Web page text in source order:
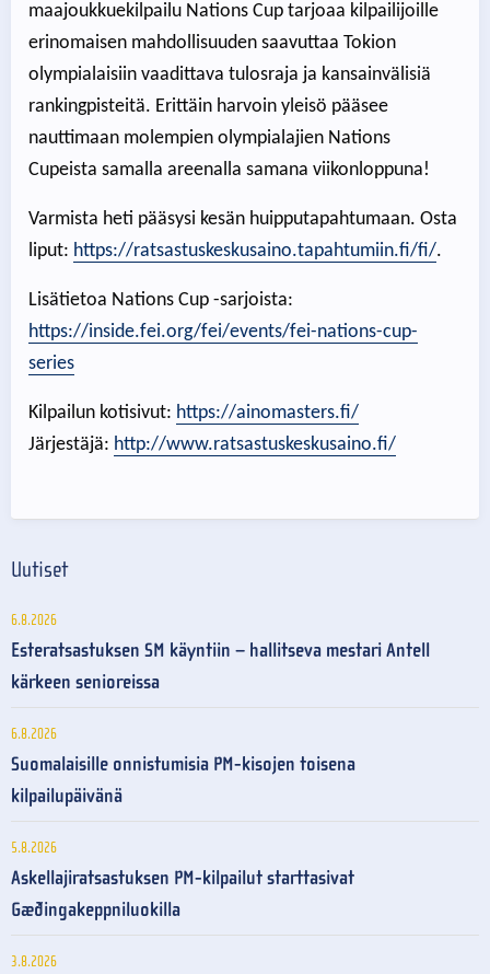
maajoukkuekilpailu Nations Cup tarjoaa kilpailijoille
erinomaisen mahdollisuuden saavuttaa Tokion
olympialaisiin vaadittava tulosraja ja kansainvälisiä
rankingpisteitä. Erittäin harvoin yleisö pääsee
nauttimaan molempien olympialajien Nations
Cupeista samalla areenalla samana viikonloppuna!
Varmista heti pääsysi kesän huipputapahtumaan. Osta
liput: https://ratsastuskeskusaino.tapahtumiin.fi/fi/.
Lisätietoa Nations Cup -sarjoista:
https://inside.fei.org/fei/events/fei-nations-cup-
series
Kilpailun kotisivut: https://ainomasters.fi/
Järjestäjä: http://www.ratsastuskeskusaino.fi/
Uutiset
6.8.2026
Esteratsastuksen SM käyntiin – hallitseva mestari Antell
kärkeen senioreissa
6.8.2026
Suomalaisille onnistumisia PM-kisojen toisena
kilpailupäivänä
5.8.2026
Askellajiratsastuksen PM-kilpailut starttasivat
Gæðingakeppniluokilla
3.8.2026